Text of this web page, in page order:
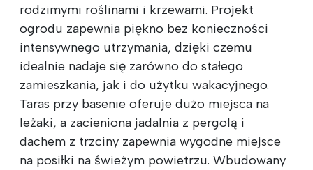
rodzimymi roślinami i krzewami. Projekt
ogrodu zapewnia piękno bez konieczności
intensywnego utrzymania, dzięki czemu
idealnie nadaje się zarówno do stałego
zamieszkania, jak i do użytku wakacyjnego.
Taras przy basenie oferuje dużo miejsca na
leżaki, a zacieniona jadalnia z pergolą i
dachem z trzciny zapewnia wygodne miejsce
na posiłki na świeżym powietrzu. Wbudowany